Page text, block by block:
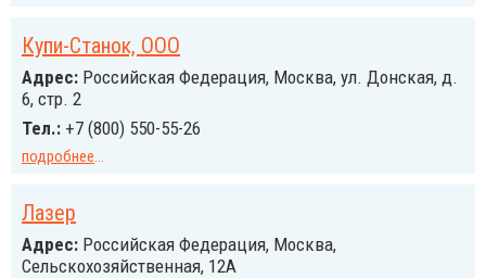
Купи-Станок, ООО
Адрес: Российcкая Федерация, Москва, ул. Донская, д.
6, стр. 2
Тел.: +7 (800) 550-55-26
подробнее...
Лазер
Адрес: Российcкая Федерация, Москва,
Сельскохозяйственная, 12А